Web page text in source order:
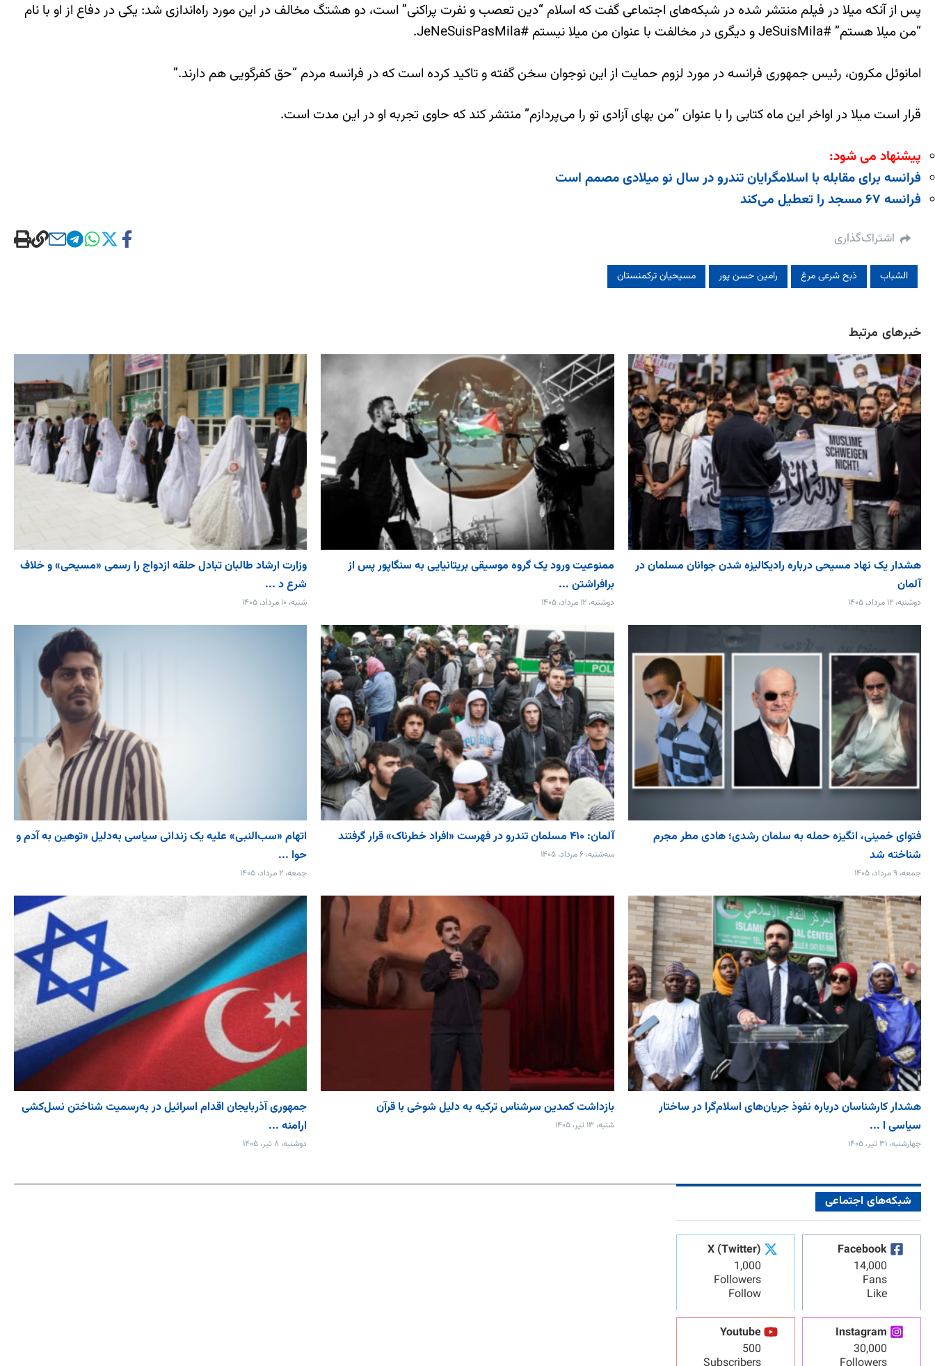
پس از آنکه میلا در فیلم منتشر شده در شبکه‌های اجتماعی گفت که اسلام “دین تعصب و نفرت پراکنی” است، دو هشتگ مخالف در این مورد راه‌اندازی شد: یکی در دفاع از او با نام
“من میلا هستم” #JeSuisMila و دیگری در مخالفت با عنوان من میلا نیستم #JeNeSuisPasMila.
امانوئل مکرون، رئیس جمهوری فرانسه در مورد لزوم حمایت از این نوجوان سخن گفته و تاکید کرده است که در فرانسه مردم “حق کفرگویی هم دارند.”
قرار است میلا در اواخر این ماه کتابی را با عنوان “من بهای آزادی تو را می‌پردازم” منتشر کند که حاوی تجربه او در این مدت است.
پیشنهاد می شود:
فرانسه برای مقابله با اسلامگرایان تندرو در سال نو میلادی مصمم است
فرانسه ۶۷ مسجد را تعطیل می‌کند
اشتراک‌گذاری
الشباب ذبح شرعی مرغ رامین حسن پور مسیحیان ترکمنستان
خبرهای مرتبط
هشدار یک نهاد مسیحی درباره رادیکالیزه شدن جوانان مسلمان در
آلمان
دوشنبه، ۱۲ مرداد، ۱۴۰۵
ممنوعیت ورود یک گروه موسیقی بریتانیایی به سنگاپور پس از
برافراشتن ...
دوشنبه، ۱۲ مرداد، ۱۴۰۵
وزارت ارشاد طالبان تبادل حلقه ازدواج را رسمی «مسیحی» و خلاف
شرع د ...
شنبه، ۱۰ مرداد، ۱۴۰۵
فتوای خمینی، انگیزه حمله به سلمان رشدی؛ هادی مطر مجرم
شناخته شد
جمعه، ۹ مرداد، ۱۴۰۵
آلمان: ۴۱۰ مسلمان تندرو در فهرست «افراد خطرناک» قرار گرفتند
سه‌شنبه، ۶ مرداد، ۱۴۰۵
اتهام «سب‌النبی» علیه یک زندانی سیاسی به‌دلیل «توهین به آدم و
حوا ...
جمعه، ۲ مرداد، ۱۴۰۵
هشدار کارشناسان درباره نفوذ جریان‌های اسلام‌گرا در ساختار
سیاسی ا ...
چهارشنبه، ۳۱ تیر، ۱۴۰۵
بازداشت کمدین سرشناس ترکیه به دلیل شوخی با قرآن
شنبه، ۱۳ تیر، ۱۴۰۵
جمهوری آذربایجان اقدام اسرائیل در به‌رسمیت شناختن نسل‌کشی
ارامنه ...
دوشنبه، ۸ تیر، ۱۴۰۵
شبکه‌های اجتماعی
Facebook
14,000
Fans
Like
X (Twitter)
1,000
Followers
Follow
Instagram
30,000
Youtube
500